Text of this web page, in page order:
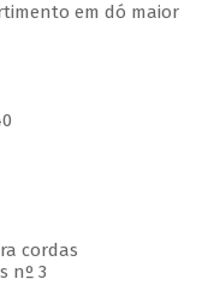
em dó maior
cordas
nº 3